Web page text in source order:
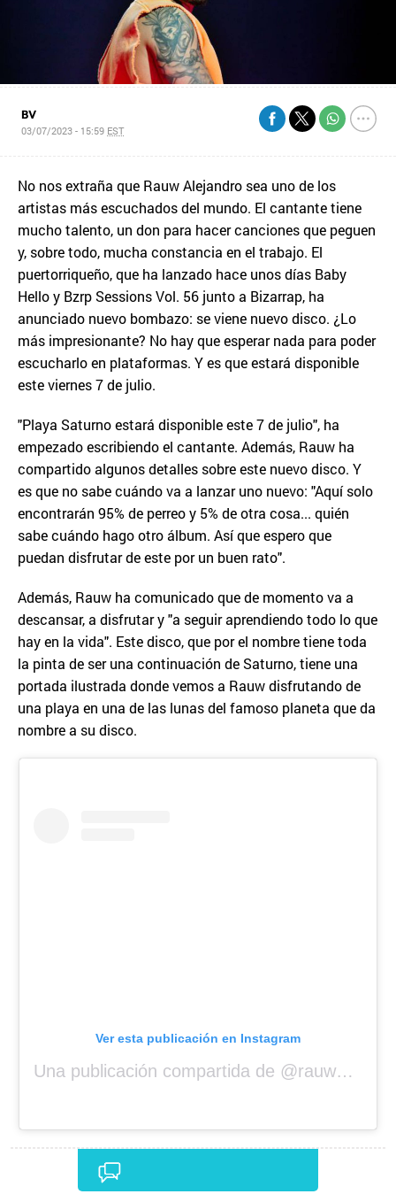
BV
03/07/2023 - 15:59 EST
No nos extraña que Rauw Alejandro sea uno de los
artistas más escuchados del mundo. El cantante tiene
mucho talento, un don para hacer canciones que peguen
y, sobre todo, mucha constancia en el trabajo. El
puertorriqueño, que ha lanzado hace unos días Baby
Hello y Bzrp Sessions Vol. 56 junto a Bizarrap, ha
anunciado nuevo bombazo: se viene nuevo disco. ¿Lo
más impresionante? No hay que esperar nada para poder
escucharlo en plataformas. Y es que estará disponible
este viernes 7 de julio.
"Playa Saturno estará disponible este 7 de julio", ha
empezado escribiendo el cantante. Además, Rauw ha
compartido algunos detalles sobre este nuevo disco. Y
es que no sabe cuándo va a lanzar uno nuevo: "Aquí solo
encontrarán 95% de perreo y 5% de otra cosa... quién
sabe cuándo hago otro álbum. Así que espero que
puedan disfrutar de este por un buen rato".
Además, Rauw ha comunicado que de momento va a
descansar, a disfrutar y "a seguir aprendiendo todo lo que
hay en la vida". Este disco, que por el nombre tiene toda
la pinta de ser una continuación de Saturno, tiene una
portada ilustrada donde vemos a Rauw disfrutando de
una playa en una de las lunas del famoso planeta que da
nombre a su disco.
Ver esta publicación en Instagram
Una publicación compartida de @rauwalejandro